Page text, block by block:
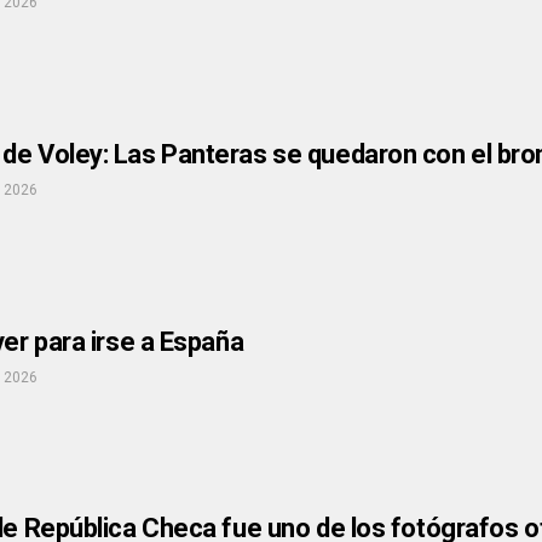
Voley: Las Panteras se quedaron con el
2026
para irse a España
2026
República Checa fue uno de los fotógrafos